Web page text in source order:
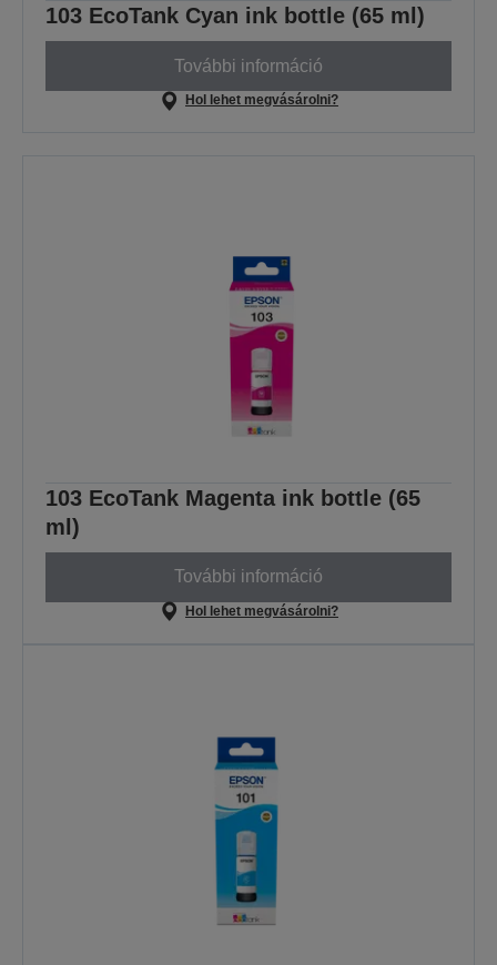
103 EcoTank Cyan ink bottle (65 ml)
További információ
Hol lehet megvásárolni?
103 EcoTank Magenta ink bottle (65
ml)
További információ
Hol lehet megvásárolni?